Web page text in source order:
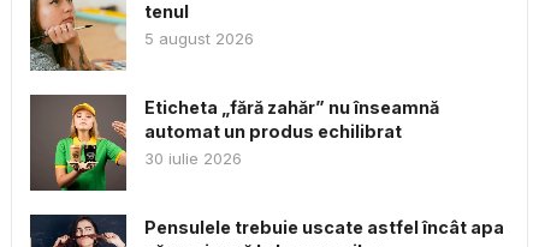
tenul
5 august 2026
Eticheta „fără zahăr” nu înseamnă
automat un produs echilibrat
30 iulie 2026
Pensulele trebuie uscate astfel încât apa